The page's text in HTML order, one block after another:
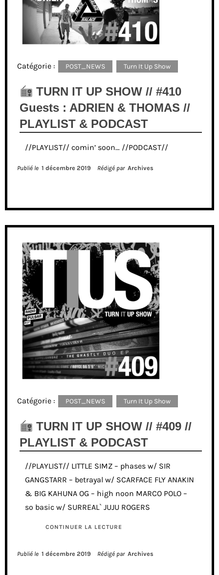
Catégorie : POST_NEWS Turn It Up Show
TURN IT UP SHOW // #410
Guests : ADRIEN & THOMAS //
PLAYLIST & PODCAST
//PLAYLIST// comin’ soon… //PODCAST//
Publié le 1 décembre 2019 Rédigé par Archives
Catégorie : POST_NEWS Turn It Up Show
TURN IT UP SHOW // #409 //
PLAYLIST & PODCAST
//PLAYLIST// LITTLE SIMZ – phases w/ SIR
GANGSTARR – betrayal w/ SCARFACE FLY ANAKIN
& BIG KAHUNA OG – high noon MARCO POLO –
so basic w/ SURREAL` JUJU ROGERS
CONTINUER LA LECTURE
Publié le 1 décembre 2019 Rédigé par Archives